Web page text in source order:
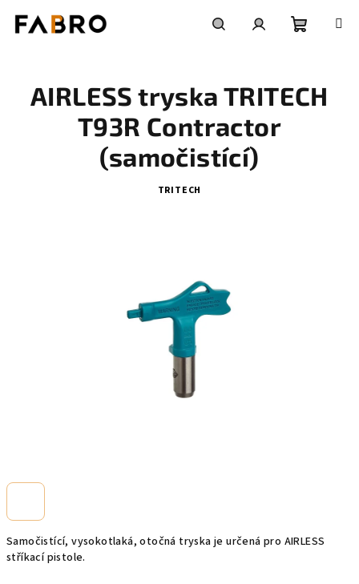
košík
Samočistící, vysokotlaká, otočná tryska je určená pro AIRLESS
stříkací pistole.
AIRLESS tryska TRITECH
T93R Contractor
(samočistící)
TRITECH